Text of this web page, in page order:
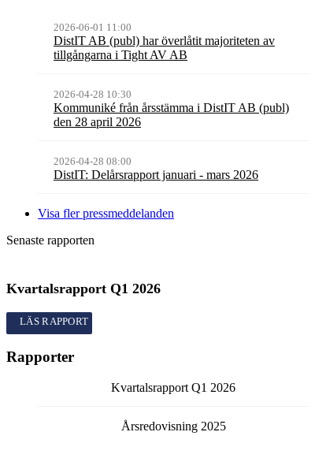
2026-06-01 11:00
DistIT AB (publ) har överlåtit majoriteten av
tillgångarna i Tight AV AB
2026-04-28 10:30
Kommuniké från årsstämma i DistIT AB (publ)
den 28 april 2026
2026-04-28 08:00
DistIT: Delårsrapport januari - mars 2026
Visa fler pressmeddelanden
Senaste rapporten
Kvartalsrapport Q1 2026
Kvartalsrapport
Rapporter
Kvartalsrapport Q1 2026
Årsredovisning 2025